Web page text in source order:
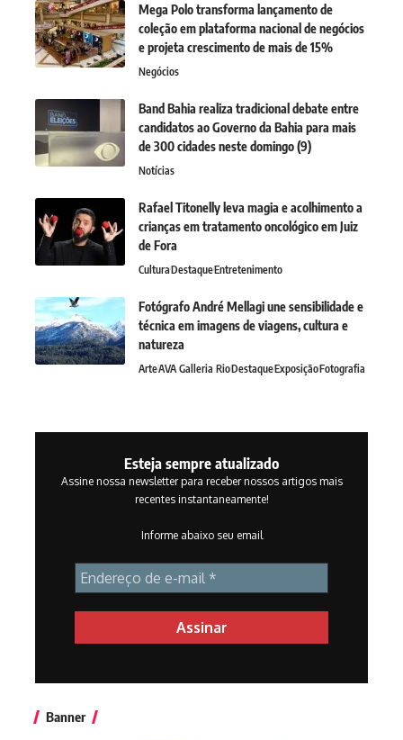
Mega Polo transforma lançamento de
coleção em plataforma nacional de negócios
e projeta crescimento de mais de 15%
Negócios
Band Bahia realiza tradicional debate entre
candidatos ao Governo da Bahia para mais
de 300 cidades neste domingo (9)
Notícias
Rafael Titonelly leva magia e acolhimento a
crianças em tratamento oncológico em Juiz
de Fora
CulturaDestaqueEntretenimento
Fotógrafo André Mellagi une sensibilidade e
técnica em imagens de viagens, cultura e
natureza
ArteAVA Galleria RioDestaqueExposiçãoFotografia
Esteja sempre atualizado
Assine nossa newsletter para receber nossos artigos mais
recentes instantaneamente!
Informe abaixo seu email
Banner